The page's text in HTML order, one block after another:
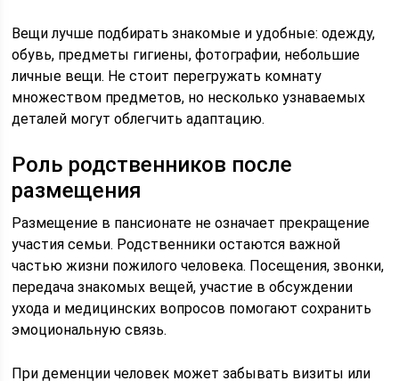
Вещи лучше подбирать знакомые и удобные: одежду,
обувь, предметы гигиены, фотографии, небольшие
личные вещи. Не стоит перегружать комнату
множеством предметов, но несколько узнаваемых
деталей могут облегчить адаптацию.
Роль родственников после
размещения
Размещение в пансионате не означает прекращение
участия семьи. Родственники остаются важной
частью жизни пожилого человека. Посещения, звонки,
передача знакомых вещей, участие в обсуждении
ухода и медицинских вопросов помогают сохранить
эмоциональную связь.
При деменции человек может забывать визиты или